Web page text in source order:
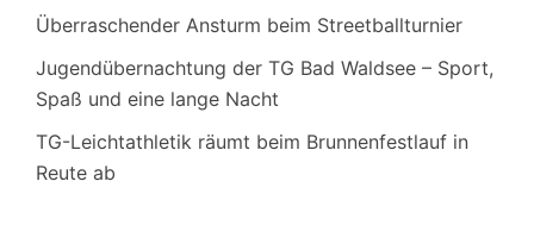
Überraschender Ansturm beim Streetballturnier
Jugendübernachtung der TG Bad Waldsee – Sport,
Spaß und eine lange Nacht
TG-Leichtathletik räumt beim Brunnenfestlauf in
Reute ab